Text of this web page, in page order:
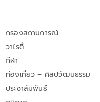
กรองสถานการณ์
วาไรตี้
กีฬา
ท่องเที่ยว – ศิลปวัฒนธรรม
ประชาสัมพันธ์